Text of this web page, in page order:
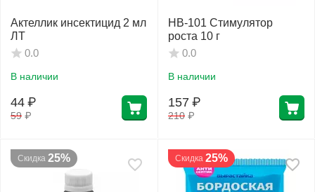
Актеллик инсектицид 2 мл
ЛТ
0.0
В наличии
59 ₽
44 ₽
НВ-101 Cтимулятор
роста 10 г
0.0
В наличии
210 ₽
157 ₽
Скидка 25% Скидка 25%